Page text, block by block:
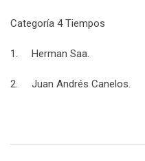
Categoría 4 Tiempos
1. Herman Saa.
2. Juan Andrés Canelos.